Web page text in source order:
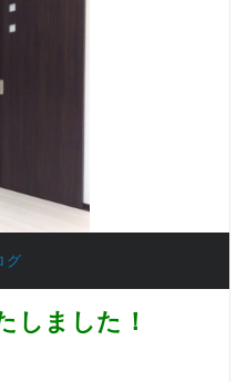
グ
しました！